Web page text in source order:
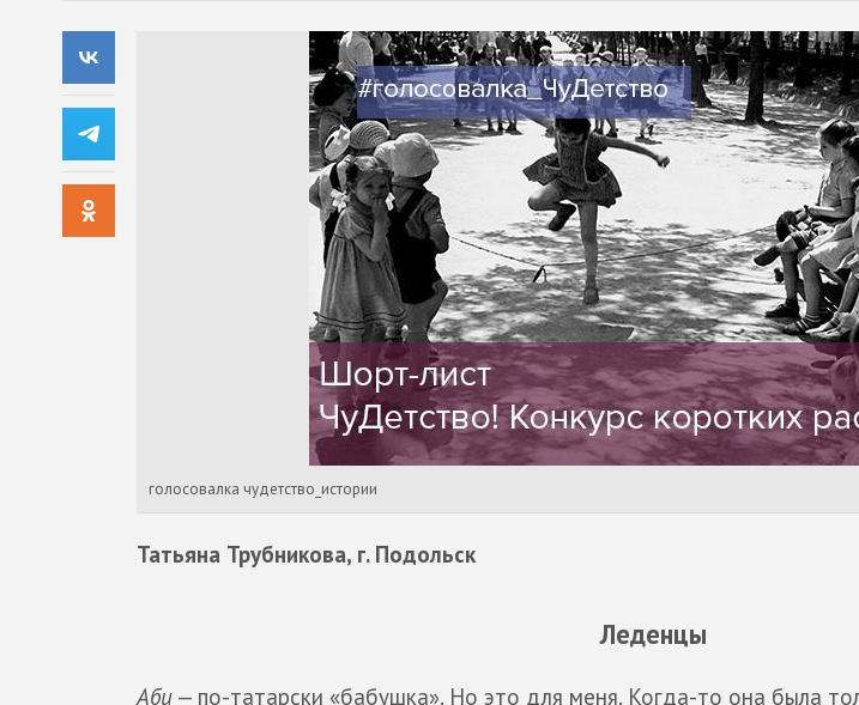
голосовалка чудетство_истории
Татьяна Трубникова, г. Подольск
Леденцы
Аби — по-татарски «бабушка». Но это для меня. Когда-то она была